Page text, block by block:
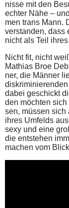
nis­se mit den
ech­ter Nähe –
men trans Mann.
ver­stan­den, dass
nicht als Teil
Nicht fit, nicht
Mathi­as Broe
ner, die Män­ner
dabei geschickt
den möch­ten
sen, müs­sen sich
ihres Umfelds
sexy und eine
die ent­ste­hen
machen vom